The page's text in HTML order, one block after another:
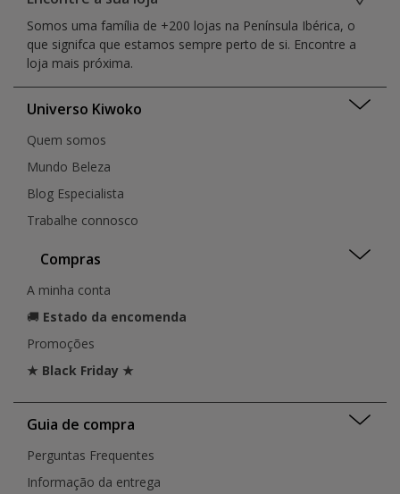
Distrito da Guarda
Lisboa
Madeira
Santarém
Setúbal
Guarda
Guimarães
Leiria
Lisboa
Loulé
Funchal
Matosinhos
Montijo
Porto
Penafiel
Santarém
São João da Madeira
Setúbal
Sintra
Torres Vedras
Viana do Castelo
Vila Franca de Xira
Vila Nova de Gaia
Vila Real
Castelo Branco
Coimbra
Covilhã
Ermesinde
Évora
Figueira Da Foz
Funchal
Guarda
Guilhufe
Guimarães
Leiria
Lisboa
Lisboa
Lisboa
Loulé
Loures
Matosinhos
Montijo
Porto
Rio de Mouro
Santa Cruz do Bispo
Somos uma família de +200 lojas na Península Ibérica, o
que signifca que estamos sempre perto de si. Encontre a
loja mais próxima.
Universo Kiwoko
Quem somos
Mundo Beleza
Blog Especialista
Trabalhe connosco
Compras
A minha conta
🚚 Estado da encomenda
Promoções
★ Black Friday ★
Guia de compra
Perguntas Frequentes
Informação da entrega